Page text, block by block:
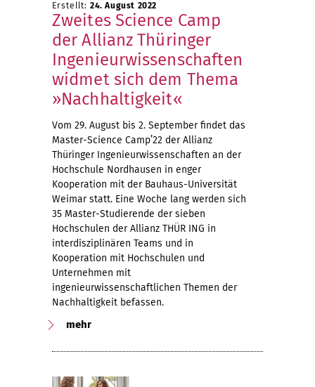
Erstellt: 24. August 2022
Zweites Science Camp
der Allianz Thüringer
Ingenieurwissenschaften
widmet sich dem Thema
»Nachhaltigkeit«
Vom 29. August bis 2. September findet das
Master-Science Camp’22 der Allianz
Thüringer Ingenieurwissenschaften an der
Hochschule Nordhausen in enger
Kooperation mit der Bauhaus-Universität
Weimar statt. Eine Woche lang werden sich
35 Master-Studierende der sieben
Hochschulen der Allianz THÜR ING in
interdisziplinären Teams und in
Kooperation mit Hochschulen und
Unternehmen mit
ingenieurwissenschaftlichen Themen der
Nachhaltigkeit befassen.
mehr